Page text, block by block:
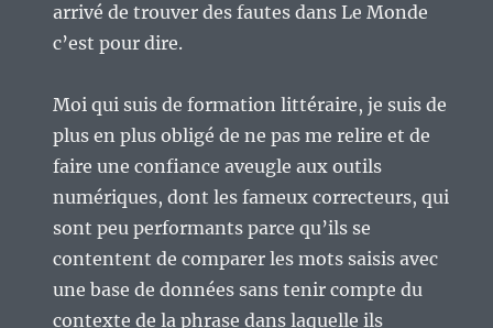
arrivé de trouver des fautes dans Le Monde
c’est pour dire.
Moi qui suis de formation littéraire, je suis de
plus en plus obligé de ne pas me relire et de
faire une confiance aveugle aux outils
numériques, dont les fameux correcteurs, qui
sont peu performants parce qu’ils se
contentent de comparer les mots saisis avec
une base de données sans tenir compte du
contexte de la phrase dans laquelle ils